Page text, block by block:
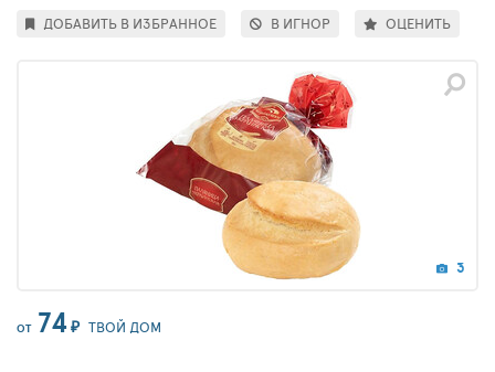
3
ОТ 74 ₽ ТВОЙ ДОМ
ДОБАВИТЬ В ИЗБРАННОЕ В ИГНОР ОЦЕНИТЬ